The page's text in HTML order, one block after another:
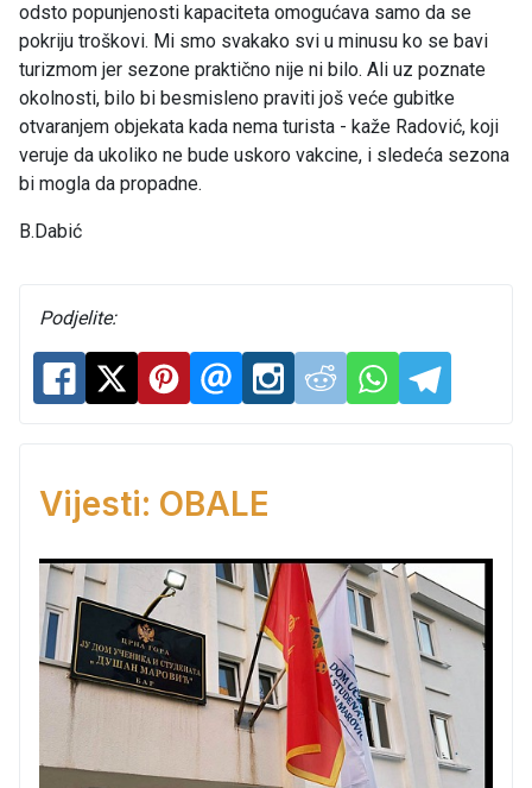
odsto popunjenosti kapaciteta omogućava samo da se
pokriju troškovi. Mi smo svakako svi u minusu ko se bavi
turizmom jer sezone praktično nije ni bilo. Ali uz poznate
okolnosti, bilo bi besmisleno praviti još veće gubitke
otvaranjem objekata kada nema turista - kaže Radović, koji
veruje da ukoliko ne bude uskoro vakcine, i sledeća sezona
bi mogla da propadne.
B.Dabić
Podjelite:
Vijesti: OBALE